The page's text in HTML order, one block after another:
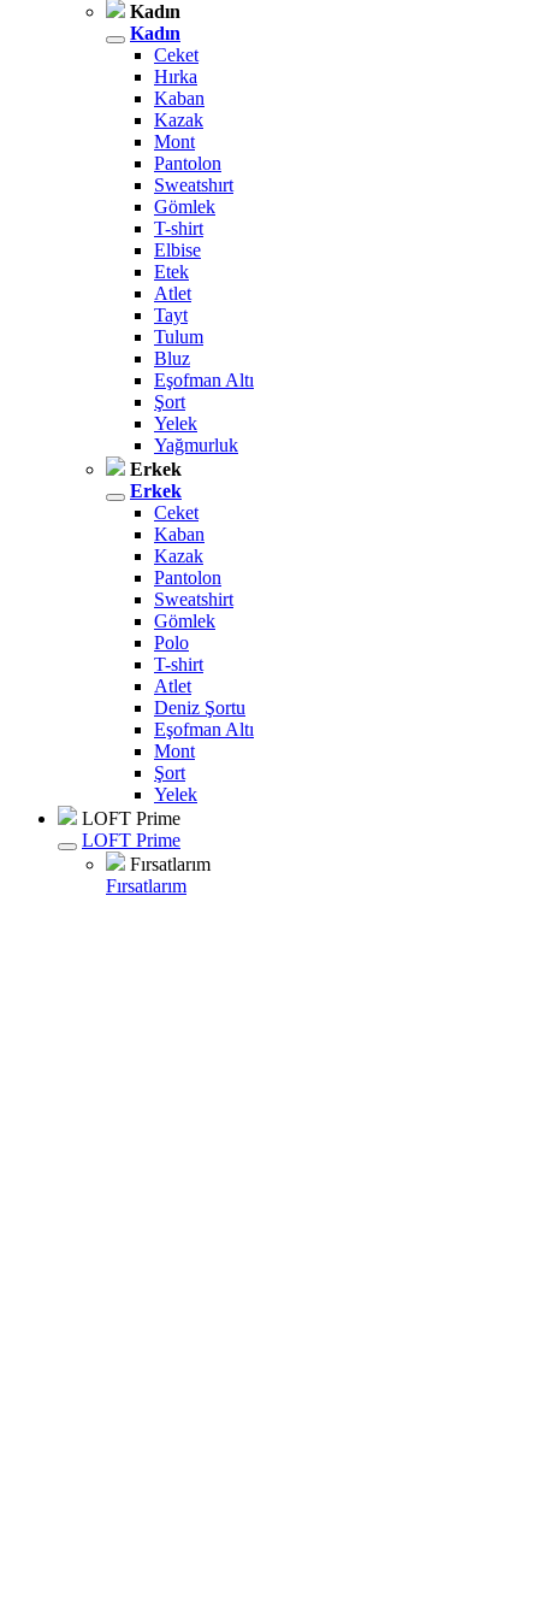
Kadın
Kadın
Ceket
Hırka
Kaban
Kazak
Mont
Pantolon
Sweatshırt
Gömlek
T-shirt
Elbise
Etek
Atlet
Tayt
Tulum
Bluz
Eşofman Altı
Şort
Yelek
Yağmurluk
Erkek
Erkek
Ceket
Kaban
Kazak
Pantolon
Sweatshirt
Gömlek
Polo
T-shirt
Atlet
Deniz Şortu
Eşofman Altı
Mont
Şort
Yelek
LOFT Prime
LOFT Prime
Fırsatlarım
Fırsatlarım